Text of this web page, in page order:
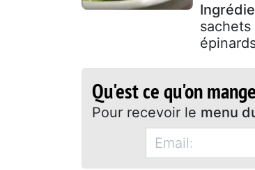
Qu'est ce qu'on
Pour recevoir le menu